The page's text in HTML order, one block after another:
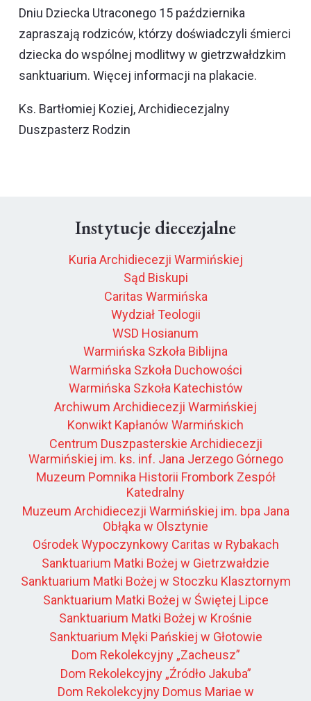
Dniu Dziecka Utraconego 15 października
zapraszają rodziców, którzy doświadczyli śmierci
dziecka do wspólnej modlitwy w gietrzwałdzkim
sanktuarium. Więcej informacji na plakacie.
Ks. Bartłomiej Koziej, Archidiecezjalny
Duszpasterz Rodzin
Instytucje diecezjalne
Kuria Archidiecezji Warmińskiej
Sąd Biskupi
Caritas Warmińska
Wydział Teologii
WSD Hosianum
Warmińska Szkoła Biblijna
Warmińska Szkoła Duchowości
Warmińska Szkoła Katechistów
Archiwum Archidiecezji Warmińskiej
Konwikt Kapłanów Warmińskich
Centrum Duszpasterskie Archidiecezji
Warmińskiej im. ks. inf. Jana Jerzego Górnego
Muzeum Pomnika Historii Frombork Zespół
Katedralny
Muzeum Archidiecezji Warmińskiej im. bpa Jana
Obłąka w Olsztynie
Ośrodek Wypoczynkowy Caritas w Rybakach
Sanktuarium Matki Bożej w Gietrzwałdzie
Sanktuarium Matki Bożej w Stoczku Klasztornym
Sanktuarium Matki Bożej w Świętej Lipce
Sanktuarium Matki Bożej w Krośnie
Sanktuarium Męki Pańskiej w Głotowie
Dom Rekolekcyjny „Zacheusz”
Dom Rekolekcyjny „Źródło Jakuba”
Dom Rekolekcyjny Domus Mariae w